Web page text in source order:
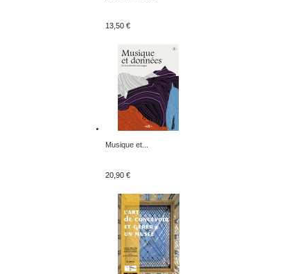
13,50 €
Musique et...
20,90 €